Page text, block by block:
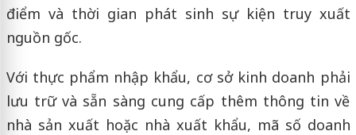
điểm và thời gian phát sinh sự kiện truy xuất
nguồn gốc.
Với thực phẩm nhập khẩu, cơ sở kinh doanh phải
lưu trữ và sẵn sàng cung cấp thêm thông tin về
nhà sản xuất hoặc nhà xuất khẩu, mã số doanh